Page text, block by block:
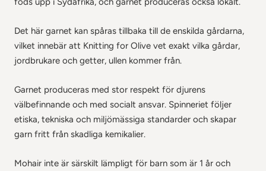
Det här garnet kan spåras tillbaka till de enskilda gårdarna,
vilket innebär att Knitting for Olive vet exakt vilka gårdar,
jordbrukare och getter, ullen kommer från.
Garnet produceras med stor respekt för djurens
välbefinnande och med socialt ansvar. Spinneriet följer
etiska, tekniska och miljömässiga standarder och skapar
garn fritt från skadliga kemikalier.
Mohair inte är särskilt lämpligt för barn som är 1 år och